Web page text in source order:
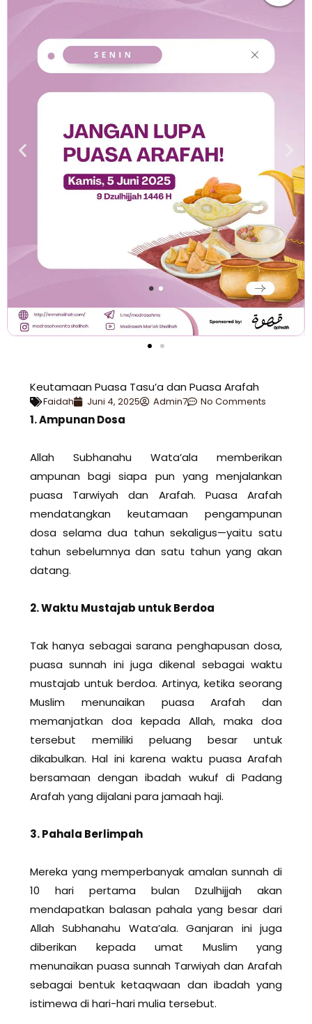
Keutamaan Puasa Tasu’a dan Puasa Arafah
Faidah Juni 4, 2025 Admin7 No Comments
1. Ampunan Dosa
Allah Subhanahu Wata’ala memberikan
ampunan bagi siapa pun yang menjalankan
puasa Tarwiyah dan Arafah. Puasa Arafah
mendatangkan keutamaan pengampunan
dosa selama dua tahun sekaligus—yaitu satu
tahun sebelumnya dan satu tahun yang akan
datang.
2. Waktu Mustajab untuk Berdoa
Tak hanya sebagai sarana penghapusan dosa,
puasa sunnah ini juga dikenal sebagai waktu
mustajab untuk berdoa. Artinya, ketika seorang
Muslim menunaikan puasa Arafah dan
memanjatkan doa kepada Allah, maka doa
tersebut memiliki peluang besar untuk
dikabulkan. Hal ini karena waktu puasa Arafah
bersamaan dengan ibadah wukuf di Padang
Arafah yang dijalani para jamaah haji.
3. Pahala Berlimpah
Mereka yang memperbanyak amalan sunnah di
10 hari pertama bulan Dzulhijjah akan
mendapatkan balasan pahala yang besar dari
Allah Subhanahu Wata’ala. Ganjaran ini juga
diberikan kepada umat Muslim yang
menunaikan puasa sunnah Tarwiyah dan Arafah
sebagai bentuk ketaqwaan dan ibadah yang
istimewa di hari-hari mulia tersebut.